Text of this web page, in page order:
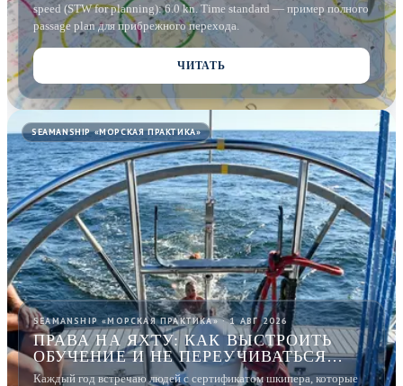
speed (STW for planning): 6.0 kn. Time standard — пример полного
passage plan для прибрежного перехода.
ЧИТАТЬ
SEAMANSHIP «МОРСКАЯ ПРАКТИКА»
SEAMANSHIP «МОРСКАЯ ПРАКТИКА» · 1 АВГ 2026
ПРАВА НА ЯХТУ: КАК ВЫСТРОИТЬ
ОБУЧЕНИЕ И НЕ ПЕРЕУЧИВАТЬСЯ
ПОТОМ
Каждый год встречаю людей с сертификатом шкипера, которые